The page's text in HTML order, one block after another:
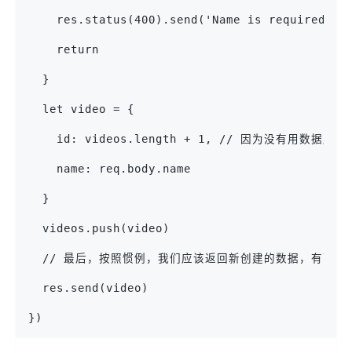
res.status(400).send('Name is required
    return
  }
  let video = {
id: videos.length + 1, // 因为没有用数据库，
    name: req.body.name
  }
  videos.push(video)
// 最后，按照惯例，我们应该返回新创建的数据，有可能
  res.send(video)
})